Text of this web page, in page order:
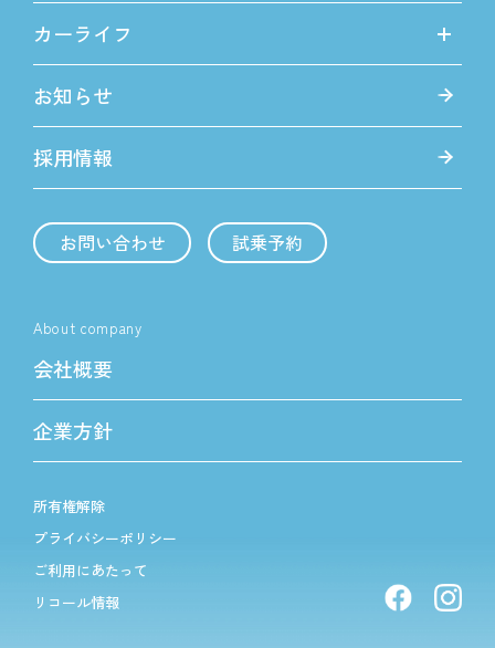
カーライフ
お知らせ
採用情報
お問い合わせ 試乗予約
About company
会社概要
企業方針
所有権解除
プライバシーポリシー
ご利用にあたって
リコール情報